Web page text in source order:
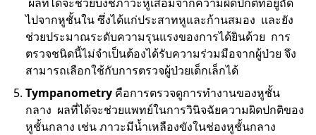
ไปจากหูชั้นใน ซึ่งได้แก่ประสาทหูและก้านสมอง และยัง
ช่วยประมาณระดับความรุนแรงของการได้ยินด้วย การ
ตรวจชนิดนี้ไม่จำเป็นต้องได้รับความร่วมมือจากผู้ป่วย จึง
สามารถเลือกใช้กับการตรวจผู้ป่วยเด็กเล็กได้
Tympanometry คือการตรวจดูการทำงานของหูชั้น
กลาง ผลที่ได้จะช่วยแพทย์ในการวินิจฉัยความผิดปกติของ
หูชั้นกลาง เช่น ภาวะมีน้ำเหลืองขังในช่องหูชั้นกลาง